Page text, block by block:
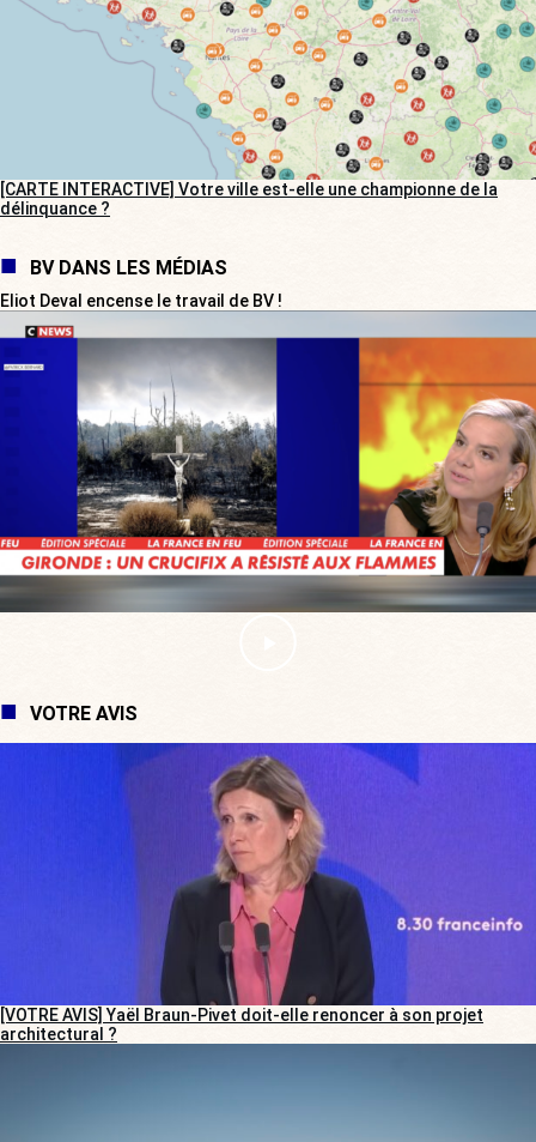
[CARTE INTERACTIVE] Votre ville est-elle une championne de la
délinquance ?
BV DANS LES MÉDIAS
Eliot Deval encense le travail de BV !
VOTRE AVIS
[VOTRE AVIS] Yaël Braun-Pivet doit-elle renoncer à son projet
architectural ?